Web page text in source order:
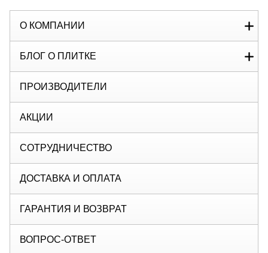
О КОМПАНИИ
БЛОГ О ПЛИТКЕ
ПРОИЗВОДИТЕЛИ
АКЦИИ
СОТРУДНИЧЕСТВО
ДОСТАВКА И ОПЛАТА
ГАРАНТИЯ И ВОЗВРАТ
ВОПРОС-ОТВЕТ